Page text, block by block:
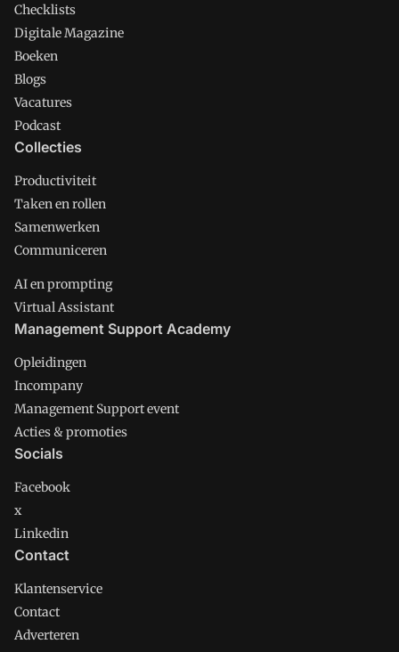
Checklists
Digitale Magazine
Boeken
Blogs
Vacatures
Podcast
Collecties
Productiviteit
Taken en rollen
Samenwerken
Communiceren
AI en prompting
Virtual Assistant
Management Support Academy
Opleidingen
Incompany
Management Support event
Acties & promoties
Socials
Facebook
x
Linkedin
Contact
Klantenservice
Contact
Adverteren